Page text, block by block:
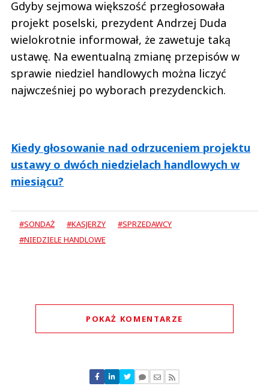
Gdyby sejmowa większość przegłosowała
projekt poselski, prezydent Andrzej Duda
wielokrotnie informował, że zawetuje taką
ustawę. Na ewentualną zmianę przepisów w
sprawie niedziel handlowych można liczyć
najwcześniej po wyborach prezydenckich.
Kiedy głosowanie nad odrzuceniem projektu
ustawy o dwóch niedzielach handlowych w
miesiącu?
#SONDAŻ #KASJERZY
#SPRZEDAWCY
#NIEDZIELE HANDLOWE
POKAŻ KOMENTARZE